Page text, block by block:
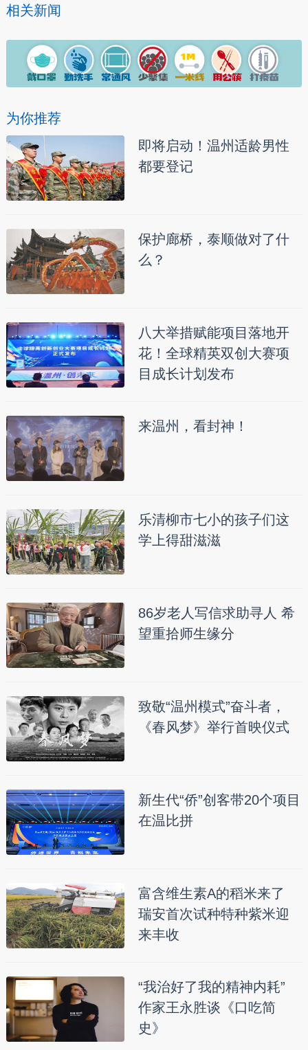
相关新闻
为你推荐
即将启动！温州适龄男性
都要登记
保护廊桥，泰顺做对了什
么？
八大举措赋能项目落地开
花！全球精英双创大赛项
目成长计划发布
来温州，看封神！
乐清柳市七小的孩子们这
学上得甜滋滋
86岁老人写信求助寻人 希
望重拾师生缘分
致敬“温州模式”奋斗者，
《春风梦》举行首映仪式
新生代“侨”创客带20个项目
在温比拼
富含维生素A的稻米来了
瑞安首次试种特种紫米迎
来丰收
“我治好了我的精神内耗”
作家王永胜谈《口吃简
史》